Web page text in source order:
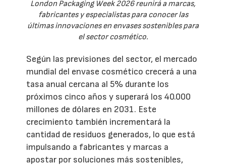
London Packaging Week 2026 reunirá a marcas,
fabricantes y especialistas para conocer las
últimas innovaciones en envases sostenibles para
el sector cosmético.
Según las previsiones del sector, el mercado
mundial del envase cosmético crecerá a una
tasa anual cercana al 5% durante los
próximos cinco años y superará los 40.000
millones de dólares en 2031. Este
crecimiento también incrementará la
cantidad de residuos generados, lo que está
impulsando a fabricantes y marcas a
apostar por soluciones más sostenibles,